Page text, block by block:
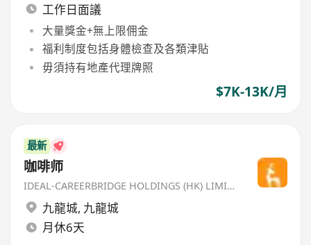
工作日面議
大量獎金+無上限佣金
福利制度包括身體檢查及各類津貼
毋須持有地產代理牌照
$7K-13K/月
最新
咖啡师
IDEAL-CAREERBRIDGE HOLDINGS (HK) LIMITED
九龍城, 九龍城
月休6天